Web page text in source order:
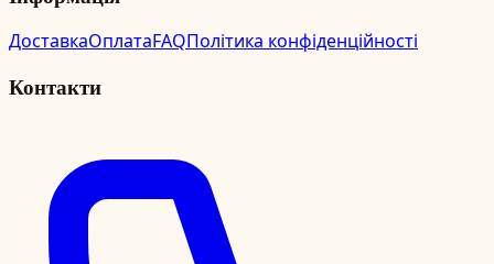
ДоставкаОплатаFAQПолітика конфіденційності
Контакти